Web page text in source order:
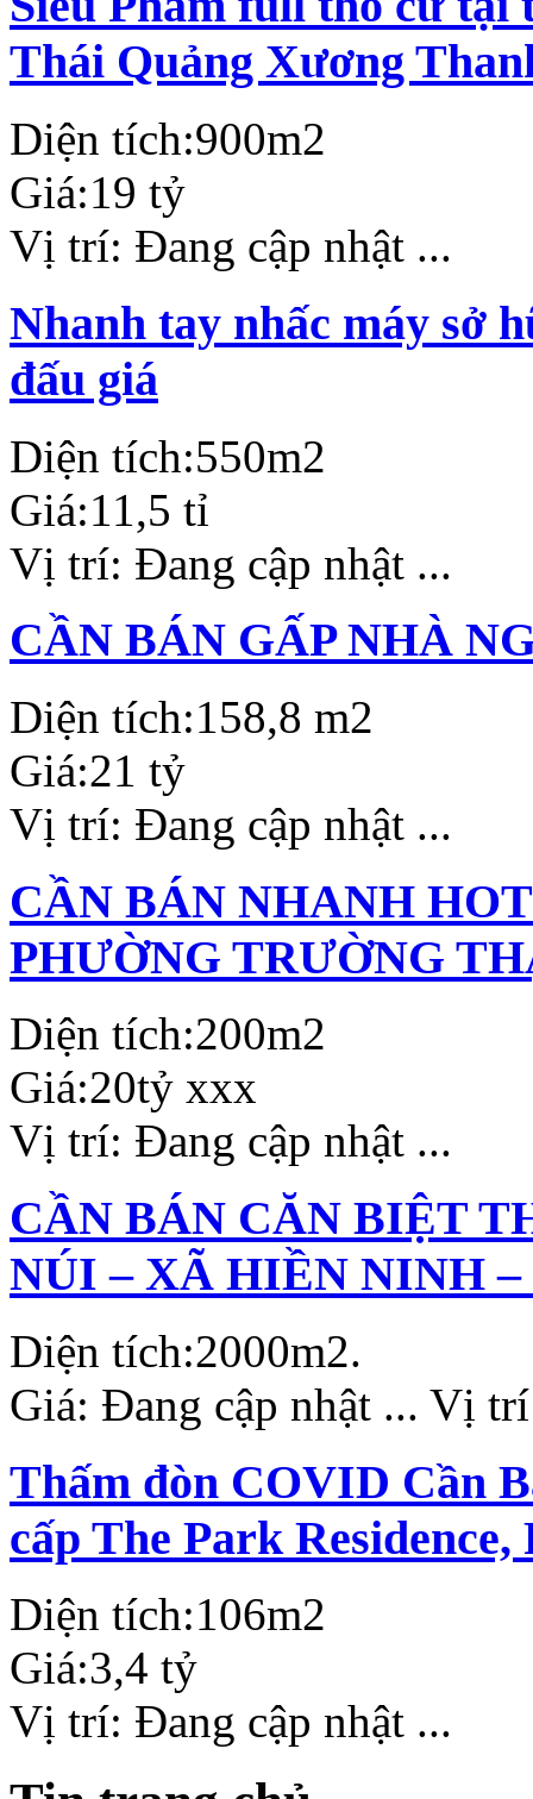
Thái Quảng Xương
Diện tích:900m2
Giá:19 tỷ
Vị trí: Đang cập nhật ...
Nhanh tay nhấc máy sở
đấu giá
Diện tích:550m2
Giá:11,5 tỉ
Vị trí: Đang cập nhật ...
CẦN BÁN GẤP NHÀ
Diện tích:158,8 m2
Giá:21 tỷ
Vị trí: Đang cập nhật ...
CẦN BÁN NHANH
PHƯỜNG TRƯỜNG
Diện tích:200m2
Giá:20tỷ xxx
Vị trí: Đang cập nhật ...
CẦN BÁN CĂN BIỆT
NÚI – XÃ HIỀN NINH –
Diện tích:2000m2.
Giá: Đang cập nhật ... Vị
Thấm đòn COVID Cần
cấp The Park
Diện tích:106m2
Giá:3,4 tỷ
Vị trí: Đang cập nhật ...